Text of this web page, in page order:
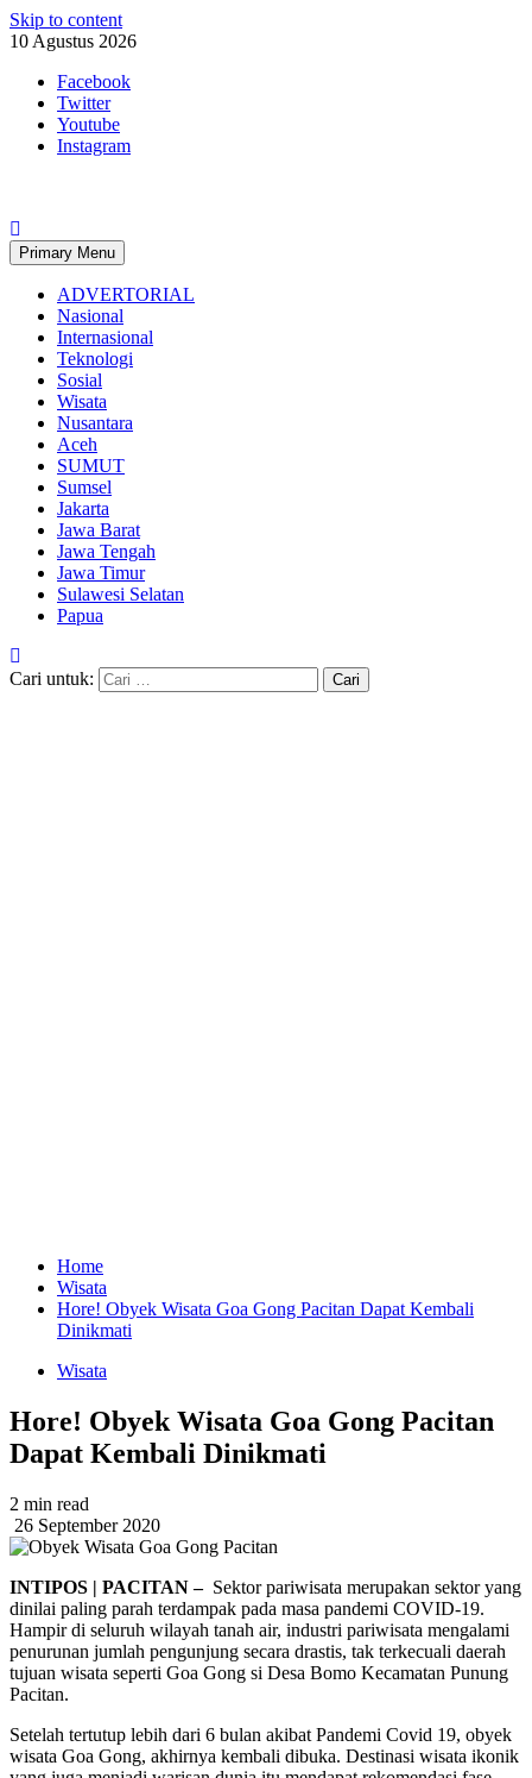
Skip to content
10 Agustus 2026
Facebook
Twitter
Youtube
Instagram
Primary Menu
ADVERTORIAL
Nasional
Internasional
Teknologi
Sosial
Wisata
Nusantara
Aceh
SUMUT
Sumsel
Jakarta
Jawa Barat
Jawa Tengah
Jawa Timur
Sulawesi Selatan
Papua
Cari untuk:
Home
Wisata
Hore! Obyek Wisata Goa Gong Pacitan Dapat Kembali
Dinikmati
Wisata
Hore! Obyek Wisata Goa Gong Pacitan
Dapat Kembali Dinikmati
2 min read
26 September 2020
INTIPOS | PACITAN – Sektor pariwisata merupakan sektor yang
dinilai paling parah terdampak pada masa pandemi COVID-19.
Hampir di seluruh wilayah tanah air, industri pariwisata mengalami
penurunan jumlah pengunjung secara drastis, tak terkecuali daerah
tujuan wisata seperti Goa Gong si Desa Bomo Kecamatan Punung
Pacitan.
Setelah tertutup lebih dari 6 bulan akibat Pandemi Covid 19, obyek
wisata Goa Gong, akhirnya kembali dibuka. Destinasi wisata ikonik